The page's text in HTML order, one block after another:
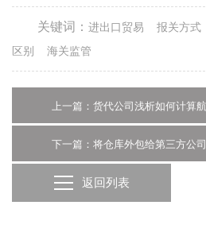
关键词： 进出口贸易 报关方式
区别
海关监管
下一篇：将仓库外包给第三方公
返回列表